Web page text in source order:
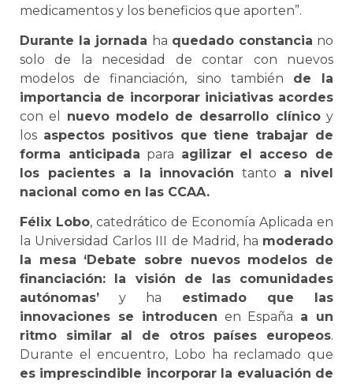
medicamentos y los beneficios que aporten”.
Durante la jornada ha quedado constancia no
solo de la necesidad de contar con nuevos
modelos de financiación, sino también de la
importancia de incorporar iniciativas acordes
con el nuevo modelo de desarrollo clínicoy
los aspectos positivos que tiene trabajar de
forma anticipada para agilizar el acceso de
los pacientes a la innovación tanto a nivel
nacional como en las CCAA.
Félix Lobo, catedrático de Economía Aplicada en
la Universidad Carlos III de Madrid, ha moderado
la mesa ‘Debate sobre nuevos modelos de
financiación: la visión de las comunidades
autónomas’ y ha estimado que las
innovaciones se introducen en España a un
ritmo similar al de otros países europeos.
Durante el encuentro, Lobo ha reclamado que
es imprescindible incorporar la evaluación de